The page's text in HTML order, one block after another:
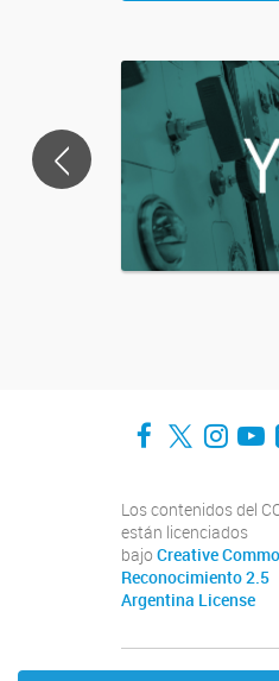
<
Los contenidos del
están licenciados
bajo Creative
Reconocimiento 2.5
Argentina License